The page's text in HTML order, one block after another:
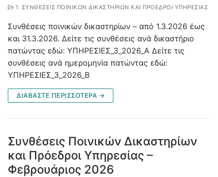
1. ΣΥΝΘΈΣΕΙΣ ΠΟΙΝΙΚΏΝ ΔΙΚΑΣΤΗΡΊΩΝ ΚΑΙ ΠΡΌΕΔΡΟΙ ΥΠΗΡΕΣΊΑΣ
Συνθέσεις ποινικών δικαστηρίων – από 1.3.2026 έως
και 31.3.2026. Δείτε τις συνθέσεις ανά δικαστήριο
πατώντας εδώ: ΥΠΗΡΕΣΙΕΣ_3_2026_A Δείτε τις
συνθέσεις ανά ημερομηνία πατώντας εδώ:
ΥΠΗΡΕΣΙΕΣ_3_2026_B
ΔΙΑΒΑΣΤΕ ΠΕΡΙΣΣΟΤΕΡΑ →
Συνθέσεις Ποινικών Δικαστηρίων
και Πρόεδροι Υπηρεσίας –
Φεβρουάριος 2026